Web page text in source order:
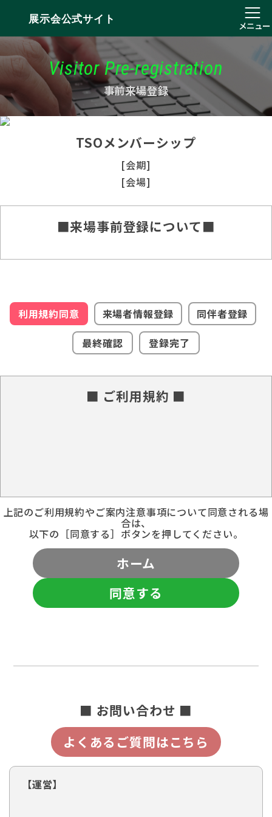
展示会公式サイト
メニュー
Visitor Pre-registration
事前来場登録
TSOメンバーシップ
[会期]
[会場]
■来場事前登録について■
利用規約同意 来場者情報登録
同伴者登録
最終確認
登録完了
■ ご利用規約 ■
上記のご利用規約やご案内注意事項について同意される場
合は、
以下の［同意する］ボタンを押してください。
ホーム
同意する
■ お問い合わせ ■
よくあるご質問はこちら
【運営】